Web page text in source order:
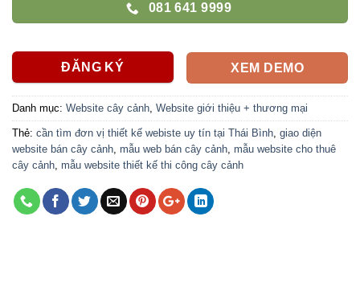
081 641 9999
ĐĂNG KÝ XEM DEMO
Danh mục: Website cây cảnh Website giới thiệu + thương mại
Thẻ: cần tìm đơn vị thiết kế webiste uy tín tại Thái Bình giao diện
website bán cây cảnh mẫu web bán cây cảnh mẫu website cho thuê
cây cảnh mẫu website thiết kế thi công cây cảnh